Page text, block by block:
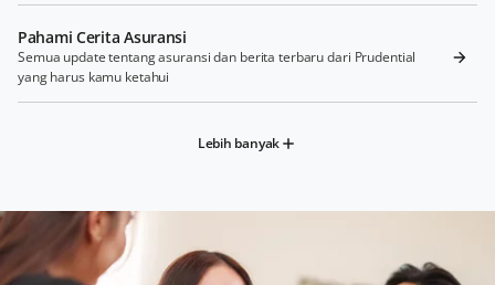
Pahami Cerita Asuransi
Semua update tentang asuransi dan berita terbaru dari Prudential
yang harus kamu ketahui
Lebih banyak